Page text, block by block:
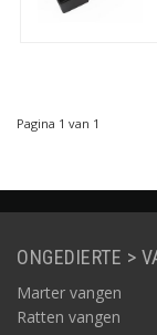
Pagina 1 van 1
ONGEDIERTE >
Marter vangen
Ratten vangen